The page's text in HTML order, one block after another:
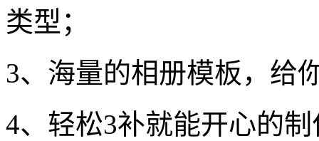
类型；
3、海量的相册模板，给
4、轻松3补就能开心的